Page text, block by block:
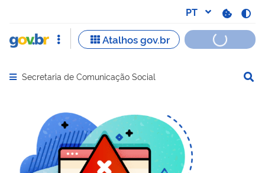
Abrir menu principal de navegação
Secretaria de Comunicação Social